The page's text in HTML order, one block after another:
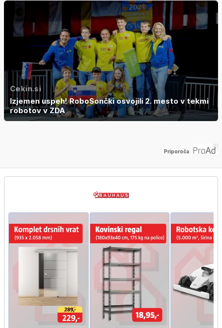
Cekin.si
Izjemen uspeh! RoboSončki osvojili 2. mesto v tekmi
robotov v ZDA
Priporoča